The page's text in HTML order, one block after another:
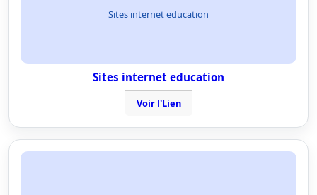
Sites internet education
Sites internet education
Voir l'Lien